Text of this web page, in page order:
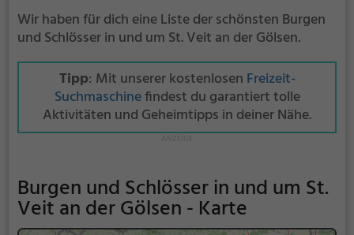
Wir haben für dich eine Liste der schönsten Burgen
und Schlösser in und um St. Veit an der Gölsen.
Tipp: Mit unserer kostenlosen Freizeit-
Suchmaschinefindest du garantiert tolle
Aktivitäten und Geheimtipps in deiner Nähe.
Burgen und Schlösser in und um St.
Veit an der Gölsen - Karte